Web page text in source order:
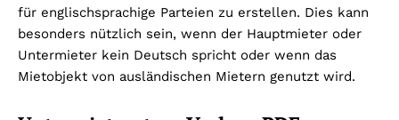
für englischsprachige Parteien zu erstellen. Dies kann
besonders nützlich sein, wenn der Hauptmieter oder
Untermieter kein Deutsch spricht oder wenn das
Mietobjekt von ausländischen Mietern genutzt wird.